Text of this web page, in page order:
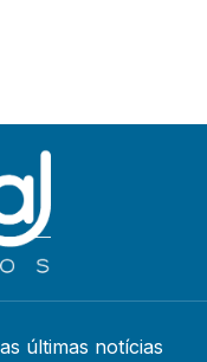
últimas notícias